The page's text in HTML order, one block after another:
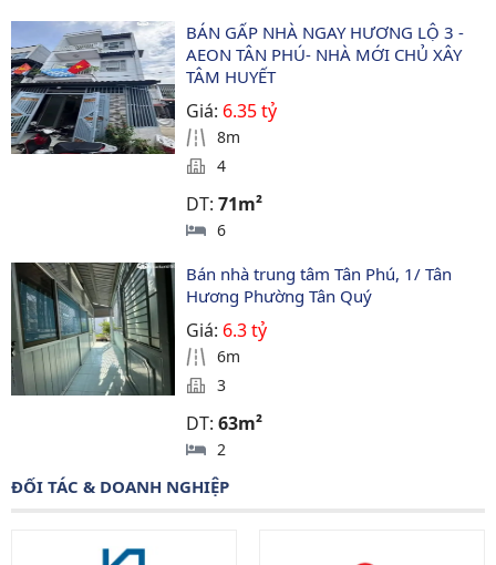
BÁN GẤP NHÀ NGAY HƯƠNG LỘ 3 -
AEON TÂN PHÚ- NHÀ MỚI CHỦ XÂY
TÂM HUYẾT
Giá: 6.35 tỷ
8m
4
DT:71m²
6
Bán nhà trung tâm Tân Phú, 1/ Tân
Hương Phường Tân Quý
Giá: 6.3 tỷ
6m
3
DT:63m²
2
ĐỐI TÁC & DOANH NGHIỆP